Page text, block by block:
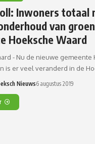
Inwoners totaal
van
Hoeksche Waard
- Nu de nieuwe gemeente
is er veel veranderd in de
Nieuws6 augustus 2019